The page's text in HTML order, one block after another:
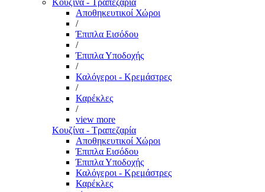
Κουζίνα - Τραπεζαρία
Αποθηκευτικοί Χώροι
/
Έπιπλα Εισόδου
/
Έπιπλα Υποδοχής
/
Καλόγεροι - Κρεμάστρες
/
Καρέκλες
/
view more
Κουζίνα - Τραπεζαρία
Αποθηκευτικοί Χώροι
Έπιπλα Εισόδου
Έπιπλα Υποδοχής
Καλόγεροι - Κρεμάστρες
Καρέκλες